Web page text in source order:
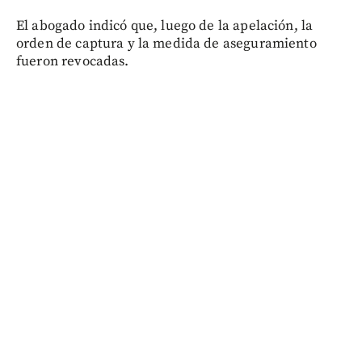
El abogado indicó que, luego de la apelación, la
orden de captura y la medida de aseguramiento
fueron revocadas.